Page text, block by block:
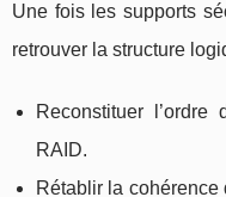
Une fois les supports
retrouver la structure
Reconstituer
RAID.
Rétablir la